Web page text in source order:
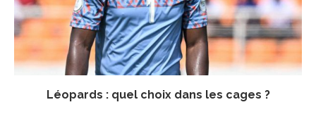
Léopards : quel choix dans les cages ?